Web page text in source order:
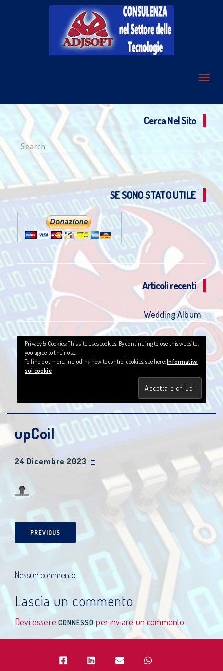
Cerca Nel Sito
Search
for:
SE SONO STATO UTILE
Articoli recenti
Wedding Album
Privacy & Cookies: This site uses cookies. By continuing to use this website,
you agree to their use.
To find out more, including how to control cookies, see here:Informativa
sui cookie
upCoil
24 Dicembre 2023
PREVIOUS
Nessun commento
Lascia un commento
Devi essereCONNESSO per inviare un commento.